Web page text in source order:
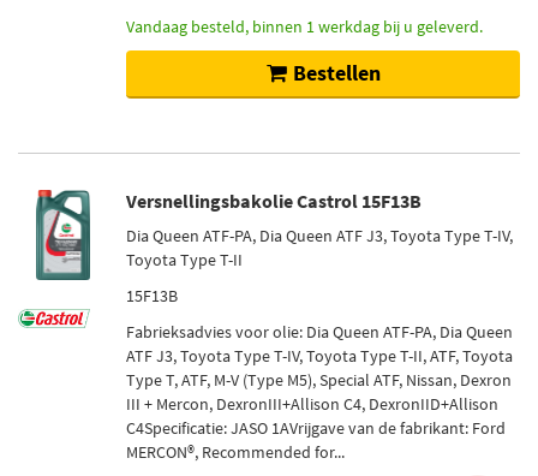
Niet op voorraad (70)
Vandaag besteld, binnen 1 werkdag bij u geleverd.
Bestellen
Versnellingsbakolie Castrol 15F13B
Dia Queen ATF-PA, Dia Queen ATF J3, Toyota Type T-IV,
Toyota Type T-II
15F13B
Fabrieksadvies voor olie: Dia Queen ATF-PA, Dia Queen
ATF J3, Toyota Type T-IV, Toyota Type T-II, ATF, Toyota
Type T, ATF, M-V (Type M5), Special ATF, Nissan, Dexron
III + Mercon, DexronIII+Allison C4, DexronIID+Allison
C4Specificatie: JASO 1AVrijgave van de fabrikant: Ford
MERCON®, Recommended for...